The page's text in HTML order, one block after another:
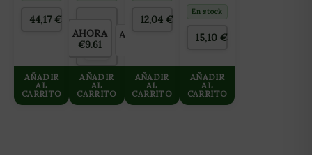
44,17€
AÑADIR
AL
CARRITO
AHORA
€9.61
AHORRAS
AÑADIR
AL
CARRITO
12,04 €
AÑADIR
AL
CARRITO
1M
En stock
15,10 €
AÑADIR
AL
CARRITO